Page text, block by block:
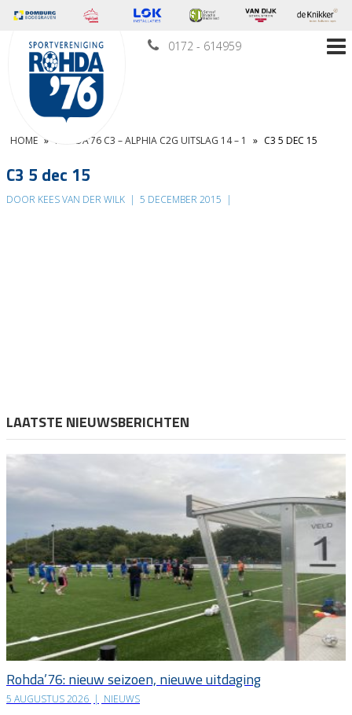
0172 - 614959
HOME » ROHDA’76 C3 – ALPHIA C2G UITSLAG 14 – 1 » C3 5 DEC 15
C3 5 dec 15
DOOR KEES VAN DER WILK | 5 DECEMBER 2015 |
LAATSTE NIEUWSBERICHTEN
Rohda’76: nieuw seizoen, nieuwe uitdaging
5 AUGUSTUS 2026 | NIEUWS